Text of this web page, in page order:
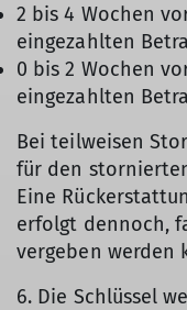
2 bis 4 Wochen
eingezahlten
0 bis 2 Wochen
eingezahlten
Bei teilweisen
für den
Eine
erfolgt dennoch,
vergeben werden
6. Die Schlüssel